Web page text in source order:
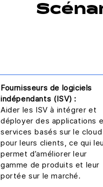
Fournisseurs de logiciels
indépendants (ISV) :
Aider les ISV à intégrer et
déployer des applications
services basés sur le cloud
pour leurs clients, ce qui
permet d’améliorer leur
gamme de produits et leur
portée sur le marché.